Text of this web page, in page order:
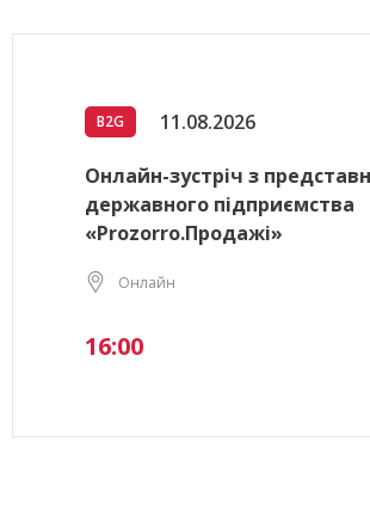
B2G 11.08.2026
Онлайн-зустріч з
державного підприємства
«Prozorro.Продажі»
Онлайн
16:00